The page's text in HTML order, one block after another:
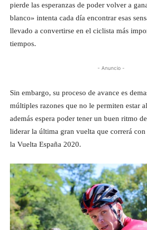
pierde las esperanzas de poder volver a
blanco» intenta cada día encontrar esas
llevado a convertirse en el ciclista más
tiempos.
- Anuncio -
Sin embargo, su proceso de avance es
múltiples razones que no le permiten estar
además espera poder tener un buen ritmo
liderar la última gran vuelta que correrá con
la Vuelta España 2020.